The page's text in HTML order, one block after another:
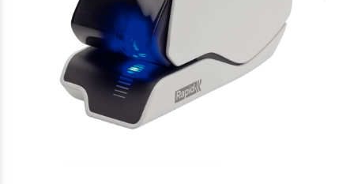
Audiovisuales
Tinta y tóner ›
Impresoras